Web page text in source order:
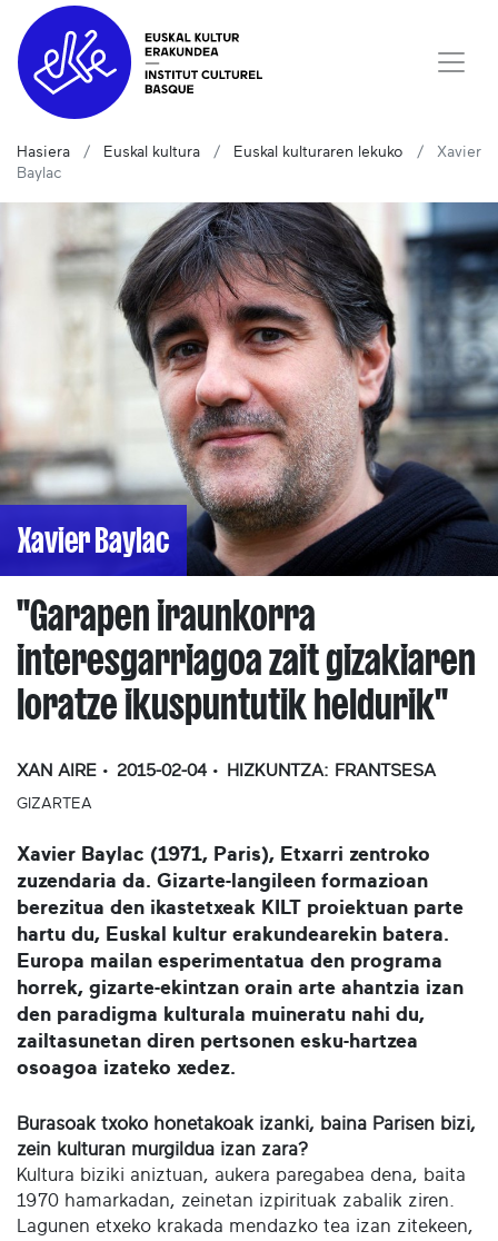
Hasiera Euskal kultura Euskal kulturaren lekuko
Xavier
Baylac
Xavier Baylac
''Garapen iraunkorra
interesgarriagoa zait gizakiaren
loratze ikuspuntutik heldurik''
XAN AIRE 2015-02-04 HIZKUNTZA: FRANTSESA
GIZARTEA
Xavier Baylac (1971, Paris), Etxarri zentroko
zuzendaria da. Gizarte-langileen formazioan
berezitua den ikastetxeak KILT proiektuan parte
hartu du, Euskal kultur erakundearekin batera.
Europa mailan esperimentatua den programa
horrek, gizarte-ekintzan orain arte ahantzia izan
den paradigma kulturala muineratu nahi du,
zailtasunetan diren pertsonen esku-hartzea
osoagoa izateko xedez.
Burasoak txoko honetakoak izanki, baina Parisen bizi,
zein kulturan murgildua izan zara?
Kultura biziki aniztuan, aukera paregabea dena, baita
1970 hamarkadan, zeinetan izpirituak zabalik ziren.
Lagunen etxeko krakada mendazko tea izan zitekeen,